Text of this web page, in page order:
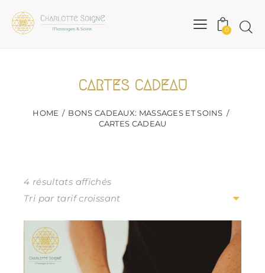
0
CARTES CADEAU
HOME
BONS CADEAUX: MASSAGES ET SOINS
CARTES CADEAU
4 résultats affichés